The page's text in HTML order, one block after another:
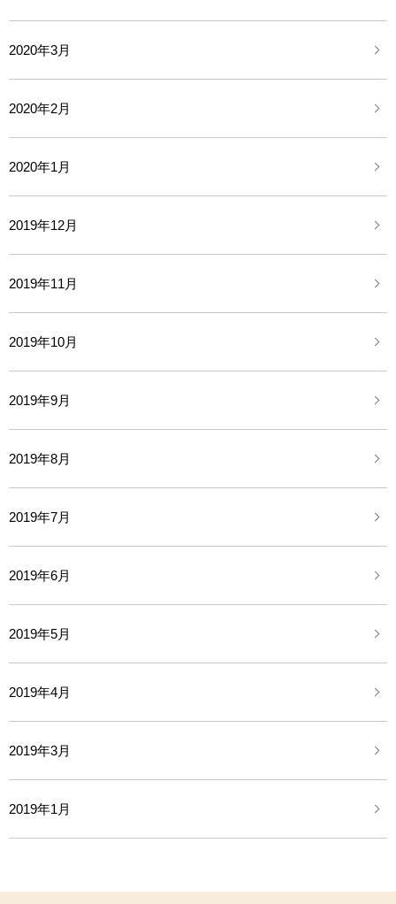
2020年3月
2020年2月
2020年1月
2019年12月
2019年11月
2019年10月
2019年9月
2019年8月
2019年7月
2019年6月
2019年5月
2019年4月
2019年3月
2019年1月